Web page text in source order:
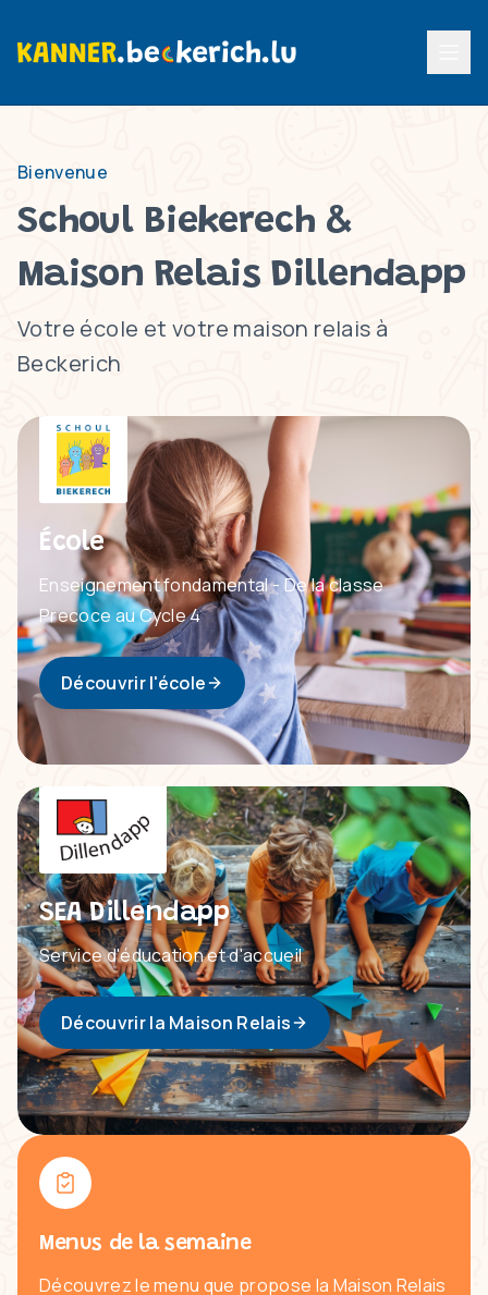
Bienvenue
Schoul Biekerech &
Maison Relais Dillendapp
Votre école et votre maison relais à
Beckerich
École
Enseignement fondamental - De la classe
Precoce au Cycle 4
Découvrir l'école
SEA Dillendapp
Service d'éducation et d'accueil
Découvrir la Maison Relais
Menus de la semaine
Découvrez le menu que propose la Maison Relais